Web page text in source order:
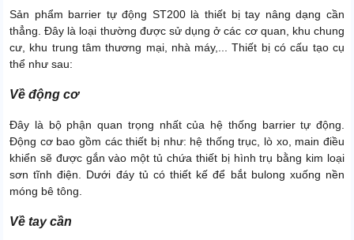
Sản phẩm barrier tự động ST200 là thiết bị tay nâng dạng cần
thẳng. Đây là loại thường được sử dụng ở các cơ quan, khu chung
cư, khu trung tâm thương mại, nhà máy,... Thiết bị có cấu tạo cụ
thể như sau:
Về động cơ
Đây là bộ phận quan trọng nhất của hệ thống barrier tự động.
Động cơ bao gồm các thiết bị như: hệ thống trục, lò xo, main điều
khiển sẽ được gắn vào một tủ chứa thiết bị hình trụ bằng kim loại
sơn tĩnh điện. Dưới đáy tủ có thiết kế để bắt bulong xuống nền
móng bê tông.
Về tay cần